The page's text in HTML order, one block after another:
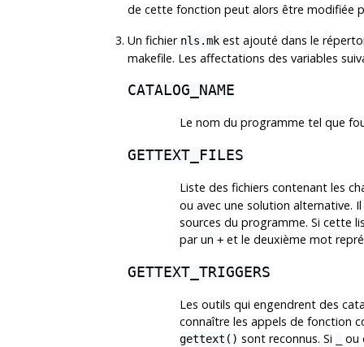
de cette fonction peut alors être modifiée
Un fichier nls.mkest ajouté dans le
makefile. Les affectations des variables
CATALOG_NAME
Le nom du programme tel que
GETTEXT_FILES
Liste des fichiers contenant les
ou avec une solution alternative.
sources du programme. Si cette
par un +et le deuxième mot
GETTEXT_TRIGGERS
Les outils qui engendrent des
connaître les appels de fonction
gettext() sont reconnus. Si
ou